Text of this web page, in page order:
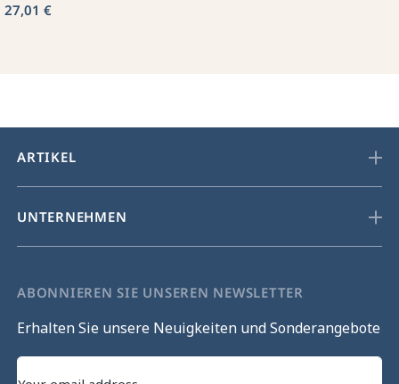
27,01 €
ARTIKEL
UNTERNEHMEN
ABONNIEREN SIE UNSEREN NEWSLETTER
Erhalten Sie unsere Neuigkeiten und Sonderangebote